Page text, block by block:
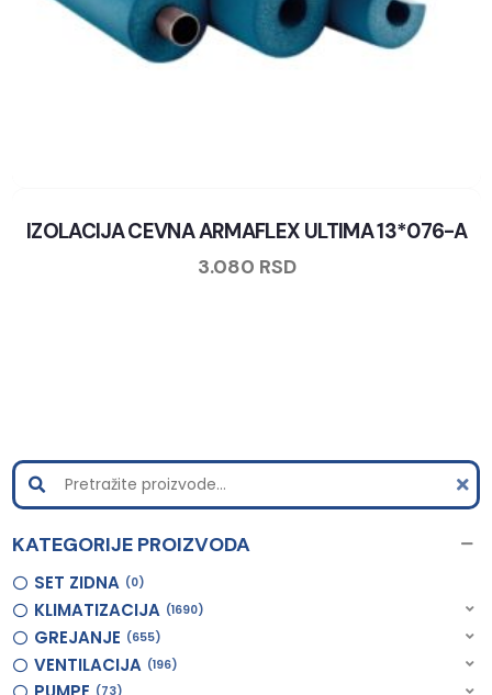
IZOLACIJA CEVNA ARMAFLEX ULTIMA 13*076-A
3.080 RSD
KATEGORIJE PROIZVODA
SET ZIDNA 0
KLIMATIZACIJA 1690
GREJANJE 655
VENTILACIJA 196
73